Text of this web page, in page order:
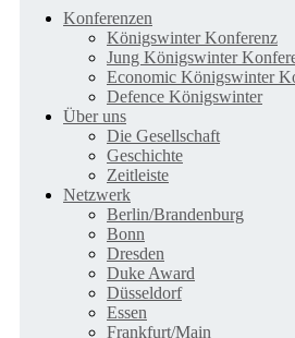
Konferenzen
Königswinter Konferenz
Jung Königswinter
Economic Königswinter
Defence Königswinter
Über uns
Die Gesellschaft
Geschichte
Zeitleiste
Netzwerk
Berlin/Brandenburg
Bonn
Dresden
Duke Award
Düsseldorf
Essen
Frankfurt/Main